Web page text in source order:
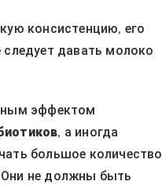
консистенцию, его
давать молоко
эффектом
, а иногда
большое количество
не должны быть